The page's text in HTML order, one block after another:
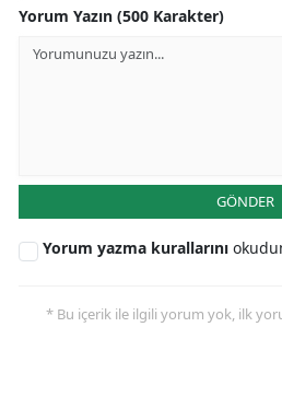
Yorum Yazın (500 Karakter)
GÖNDER
Yorum yazma kurallarını
* Bu içerik ile ilgili yorum yok, ilk